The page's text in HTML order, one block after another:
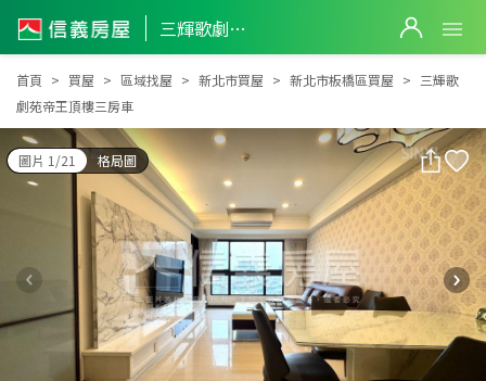
三輝歌劇苑帝王頂樓三房車
三輝歌劇苑帝王頂樓三房車
首頁 買屋 區域找屋 新北市買屋 新北市板橋區買屋
三輝歌
劇苑帝王頂樓三房車
圖片 1/21 格局圖